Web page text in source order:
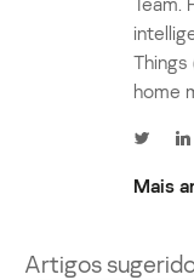
Things
home
Mais
Artigos